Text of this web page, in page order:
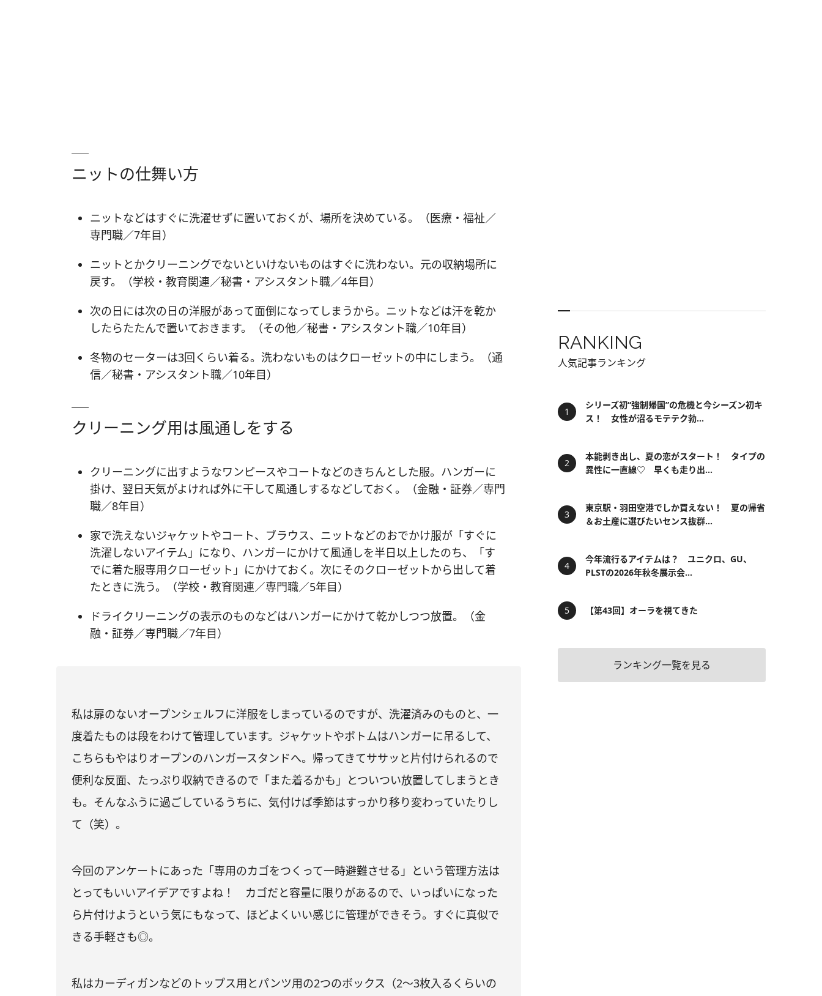
ニットの仕舞い方
ニットなどはすぐに洗濯せずに置いておくが、場所を決めている。（医療・福祉／
専門職／7年目）
ニットとかクリーニングでないといけないものはすぐに洗わない。元の収納場所に
戻す。（学校・教育関連／秘書・アシスタント職／4年目）
次の日には次の日の洋服があって面倒になってしまうから。ニットなどは汗を乾か
したらたたんで置いておきます。（その他／秘書・アシスタント職／10年目）
冬物のセーターは3回くらい着る。洗わないものはクローゼットの中にしまう。（通
信／秘書・アシスタント職／10年目）
クリーニング用は風通しをする
クリーニングに出すようなワンピースやコートなどのきちんとした服。ハンガーに
掛け、翌日天気がよければ外に干して風通しするなどしておく。（金融・証券／専門
職／8年目）
家で洗えないジャケットやコート、ブラウス、ニットなどのおでかけ服が「すぐに
洗濯しないアイテム」になり、ハンガーにかけて風通しを半日以上したのち、「す
でに着た服専用クローゼット」にかけておく。次にそのクローゼットから出して着
たときに洗う。（学校・教育関連／専門職／5年目）
ドライクリーニングの表示のものなどはハンガーにかけて乾かしつつ放置。（金
融・証券／専門職／7年目）
私は扉のないオープンシェルフに洋服をしまっているのですが、洗濯済みのものと、一
度着たものは段をわけて管理しています。ジャケットやボトムはハンガーに吊るして、
こちらもやはりオープンのハンガースタンドへ。帰ってきてササッと片付けられるので
便利な反面、たっぷり収納できるので「また着るかも」とついつい放置してしまうとき
も。そんなふうに過ごしているうちに、気付けば季節はすっかり移り変わっていたりし
て（笑）。
今回のアンケートにあった「専用のカゴをつくって一時避難させる」という管理方法は
とってもいいアイデアですよね！ カゴだと容量に限りがあるので、いっぱいになった
ら片付けようという気にもなって、ほどよくいい感じに管理ができそう。すぐに真似で
きる手軽さも◎。
私はカーディガンなどのトップス用とパンツ用の2つのボックス（2～3枚入るくらいの
RANKING
人気記事ランキング
シリーズ初“強制帰国”の危機と今シーズン初キ
ス！ 女性が沼るモテテク勃...
本能剥き出し、夏の恋がスタート！ タイプの
異性に一直線♡ 早くも走り出...
東京駅・羽田空港でしか買えない！ 夏の帰省
＆お土産に選びたいセンス抜群...
今年流行るアイテムは？ ユニクロ、GU、
PLSTの2026年秋冬展示会...
【第43回】オーラを視てきた
ランキング一覧を見る